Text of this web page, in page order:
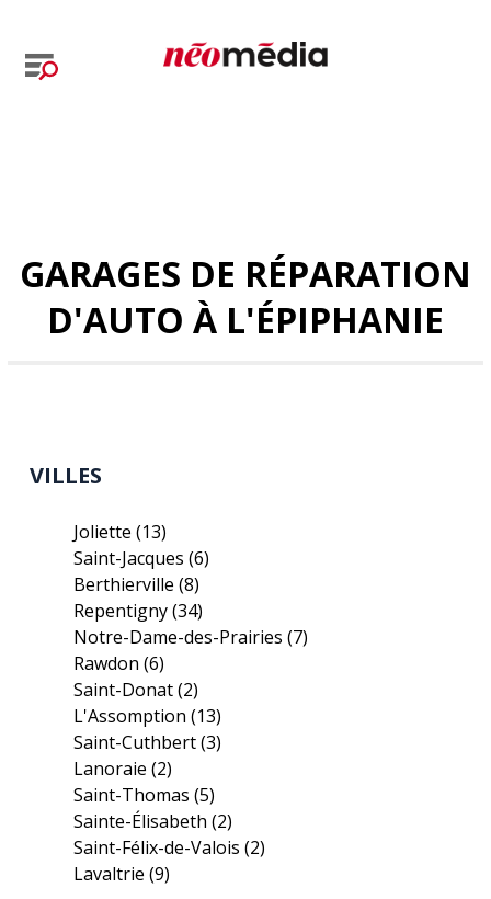
GARAGES DE RÉPARATION
D'AUTO À L'ÉPIPHANIE
VILLES
Joliette(13)
Saint-Jacques(6)
Berthierville(8)
Repentigny(34)
Notre-Dame-des-Prairies(7)
Rawdon(6)
Saint-Donat(2)
L'Assomption(13)
Saint-Cuthbert(3)
Lanoraie(2)
Saint-Thomas(5)
Sainte-Élisabeth(2)
Saint-Félix-de-Valois(2)
Lavaltrie(9)